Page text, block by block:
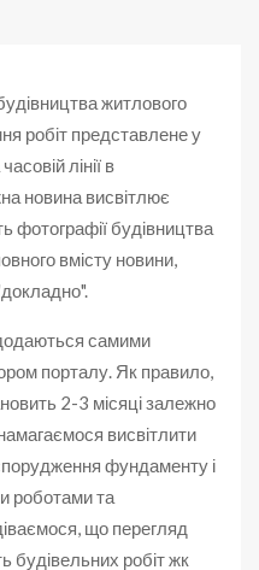
житлового
робіт представлене у
лінії в
новина висвітлює
фотографії будівництва
вмісту новини,
самими
порталу. Як правило,
2-3 місяці залежно
висвітлити
фундаменту і
роботами та
що перегляд
будівельних робіт жк